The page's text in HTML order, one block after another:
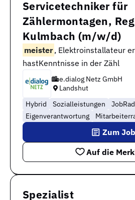
Servicetechniker für
Zählermontagen,
Kulmbach (m/w/d)
meister , Elektroinstallateur
hastKenntnisse in der Zähl
e.dialog Netz GmbH
Landshut
Hybrid
Sozialleistungen JobRad
Eigenverantwortung
Auf die
Zum Job
Spezialist